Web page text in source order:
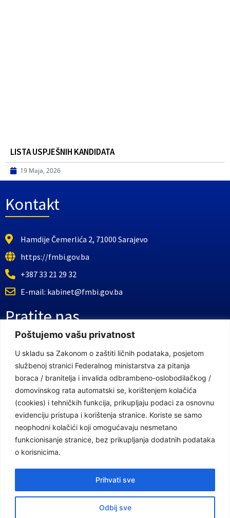
Poštujemo vašu privatnost
U skladu sa Zakonom o zaštiti ličnih podataka, posjetom
službenoj stranici Federalnog ministarstva za pitanja
boraca / branitelja i invalida odbrambeno-oslobodilačkog /
domovinskog rata automatski se, korištenjem kolačića
(cookies) i tehničkih funkcija, prikupljaju podaci za osnovnu
evidenciju pristupa i korištenja stranice. Koriste se samo
neophodni kolačići koji omogućavaju nesmetano
funkcionisanje stranice, bez prikupljanja dodatnih podataka
o korisnicima.
Odbij sve
Prihvati sve
LISTA USPJEŠNIH KANDIDATA
19 Maja, 2026
Kontakt
Hamdije Čemerlića 2, 71000 Sarajevo
https://fmbi.gov.ba
+387 33 21 29 32
E-mail: kabinet@fmbi.gov.ba
Pratite nas
Facebook Stranica
Youtube Kanal
Linkovi
Vlada Federacije Bosne i Hercegovine
Federalno ministarstvo finansija
Federalno ministarstvo rada i socijalne politike
Federalno ministarstvo za pitanja boraca /branitelja i invalida odbrambeno-